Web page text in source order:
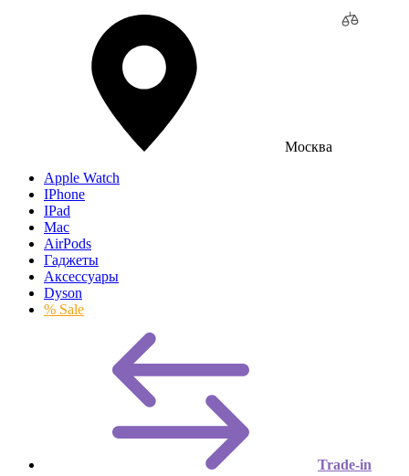
Москва
Apple Watch
IPhone
IPad
Mac
AirPods
Гаджеты
Аксессуары
Dyson
% Sale
Trade-in